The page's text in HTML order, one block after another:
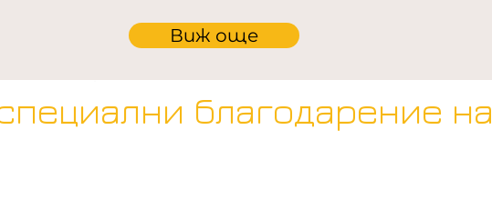
Виж още
благодарение на